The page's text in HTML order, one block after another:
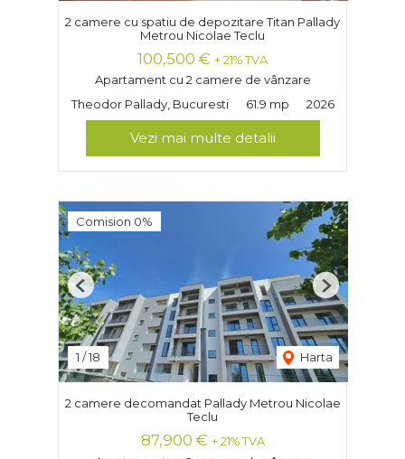
2 camere cu spatiu de depozitare Titan Pallady
Metrou Nicolae Teclu
100,500 € + 21% TVA
Apartament cu 2 camere de vânzare
Theodor Pallady, Bucuresti
61.9 mp 2026
Vezi mai multe detalii
Comision 0%
1 /18 Harta
Previous Next
2 camere decomandat Pallady Metrou Nicolae
Teclu
87,900 € + 21% TVA